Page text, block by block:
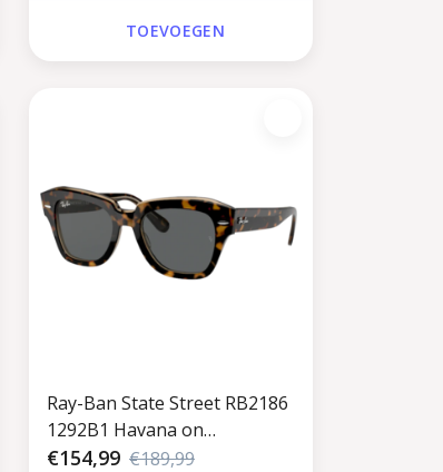
TOEVOEGEN
Ray-Ban State Street RB2186
1292B1 Havana on
Transparent Brown
€154,99 €189,99